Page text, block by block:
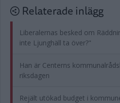
Relaterade inlägg
Liberalernas besked om
inte Ljunghäll ta över?"
Han är Centerns
riksdagen
Rejält utökad budget i